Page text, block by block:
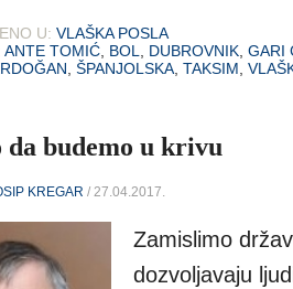
U: VLAŠKA POSLA
ANTE TOMIĆ, BOL, DUBROVNIK, GARI
, ŠPANJOLSKA, TAKSIM,
da budemo u krivu
KREGAR / 27.04.2017.
Zamislimo
dozvoljavaju